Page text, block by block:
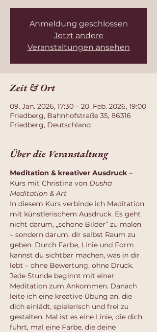
Anmeldung geschlossen
Jetzt andere
Veranstaltungen ansehen
Zeit & Ort
09. Jan. 2026, 17:30 – 20. Feb. 2026, 19:00
Friedberg, Bahnhofstraße 35, 86316
Friedberg, Deutschland
Über die Veranstaltung
Meditation & kreativer Ausdruck –
Kurs mit Christina von Dusha
Meditation & Art
In diesem Kurs verbinde ich Meditation
mit künstlerischem Ausdruck. Es geht
nicht darum, „schöne Bilder“ zu malen
– sondern darum, dir selbst Raum zu
geben. Durch Farbe, Linie und Form
kannst du sichtbar machen, was in dir
lebt – ohne Bewertung, ohne Druck.
Jede Stunde beginnt mit einer
Meditation zum Ankommen. Danach
leite ich eine kreative Übung an, die
dich einlädt, spielerisch und frei zu
gestalten. Mal ist es eine Linie, die dich
führt, mal eine Farbe, die deine